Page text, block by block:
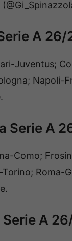
A 26/
Juventus;
Napoli-
Serie A
Como;
Roma-
A